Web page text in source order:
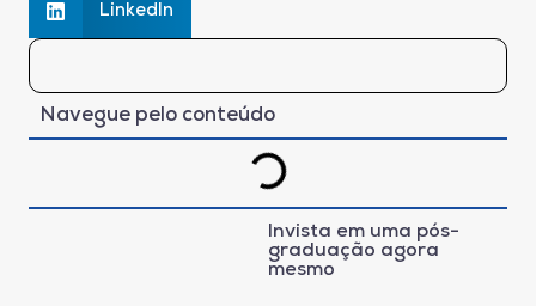
LinkedIn
Navegue pelo conteúdo
Invista em uma pós-
graduação agora
mesmo